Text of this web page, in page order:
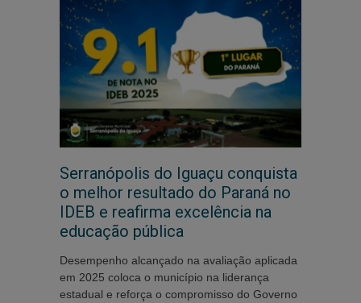
Serranópolis do Iguaçu conquista
o melhor resultado do Paraná no
IDEB e reafirma excelência na
educação pública
Desempenho alcançado na avaliação aplicada
em 2025 coloca o município na liderança
estadual e reforça o compromisso do Governo